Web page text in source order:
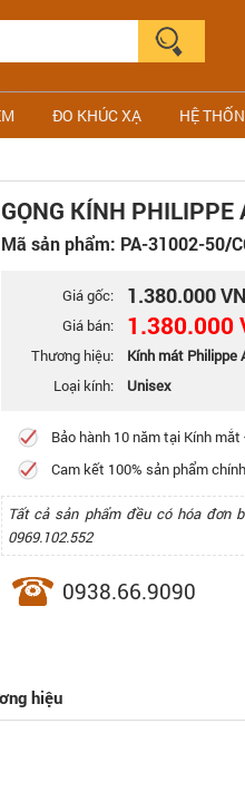
ĐO KHÚC XẠ HỆ
GỌNG KÍNH
Mã sản phẩm: PA-31002-50/
Giá gốc: 1.380.000
Giá bán: 1.380.000
Thương hiệu:
Kính mát Philippe
Loại kính:
Unisex
Bảo hành 10 năm tại Kính
Cam kết 100% sản phẩm
Tất cả sản phẩm đều có hóa đơn
0969.102.552
0938.66.9090
hiệu